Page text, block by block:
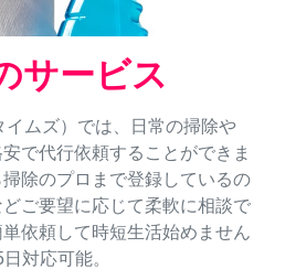
サービス
ムズ）では、日常の掃除や
で代行依頼することができま
除のプロまで登録しているの
ご要望に応じて柔軟に相談で
依頼して時短生活始めません
対応可能。